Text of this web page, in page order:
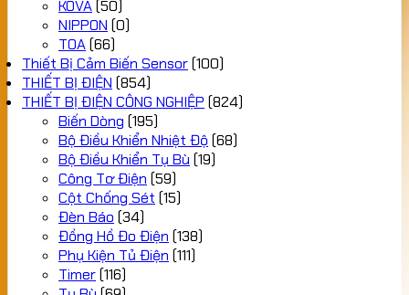
KOVA(50)
NIPPON (0)
TOA(66)
Thiết Bị Cảm Biến Sensor(100)
THIẾT BỊ ĐIỆN (854)
THIẾT BỊ ĐIỆN CÔNG NGHIỆP (824)
Biến Dòng (195)
Bộ Điều Khiển Nhiệt Độ (68)
Bộ Điều Khiển Tụ Bù (19)
Công Tơ Điện (59)
Cột Chống Sét (15)
Đèn Báo (34)
Đồng Hồ Đo Điện (138)
Phụ Kiện Tủ Điện (111)
Timer(116)